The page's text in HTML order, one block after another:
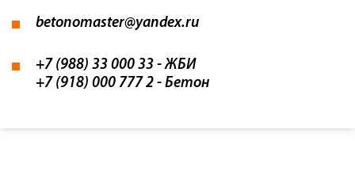
betonomaster@yandex.ru
+7 (988) 33 000 33 - ЖБИ
+7 (918) 000 777 2 - Бетон